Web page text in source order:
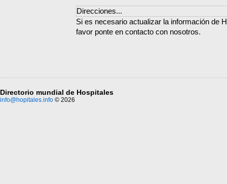
Direcciones...
Si es necesario actualizar la información de
favor ponte en contacto con nosotros.
Directorio mundial de Hospitales
info@hopitales.info © 2026